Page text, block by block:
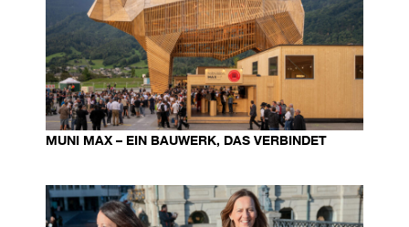
MUNI MAX – EIN BAUWERK, DAS VERBINDET